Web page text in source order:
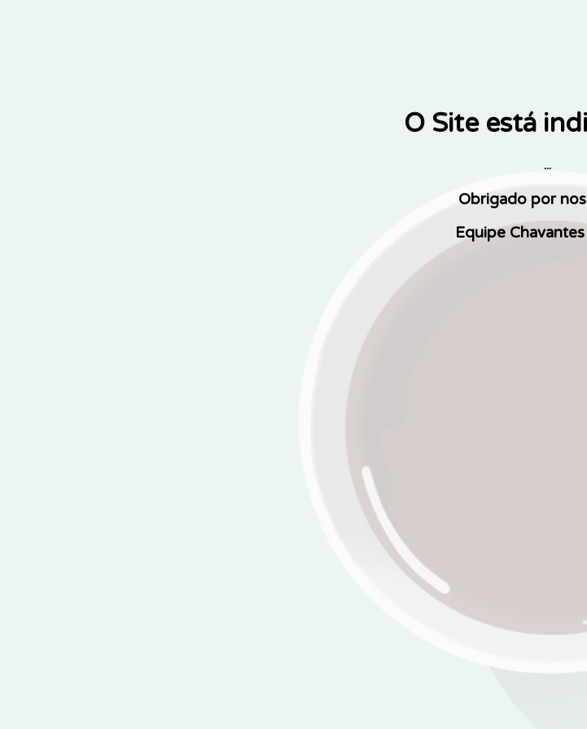
O Site está
...
Obrigado por
Equipe